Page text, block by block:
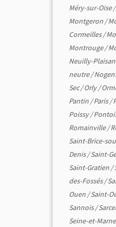
Méry-sur-Oise/
Montgeron /
Cormeilles/
Montrouge/
Neuilly-
neutre/
Sec/Orly/
Pantin /Paris/
Poissy/
Romainville/
Saint-Brice-
Denis/Saint-
Saint-Gratien /
des-Fossés/
Ouen /Saint-
Sannois/
Seine-et-Marne